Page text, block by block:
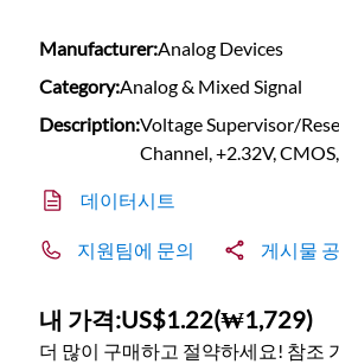
Manufacturer:Analog Devices
Category:Analog & Mixed Signal
Description:Voltage Supervisor/
Channel, +2.32V,
데이터시트
지원팀에 문의 게시물
내 가격:US$1.22(₩1,729)
더 많이 구매하고 절약하세요! 참조